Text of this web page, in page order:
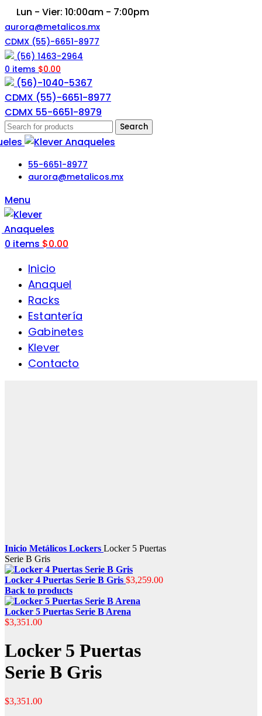
Lun - Vier: 10:00am - 7:00pm
aurora@metalicos.mx
CDMX (55)-6651-8977
(56) 1463-2964
0 items $0.00
(56)-1040-5367
CDMX (55)-6651-8977
CDMX 55-6651-8979
Search
55-6651-8977
aurora@metalicos.mx
Menu
0 items $0.00
Inicio
Anaquel
Racks
Estantería
Gabinetes
Klever
Contacto
Inicio Metálicos Lockers Locker 5 Puertas
Serie B Gris
Locker 4 Puertas Serie B Gris $3,259.00
Back to products
Locker 5 Puertas Serie B Arena
$3,351.00
Locker 5 Puertas
Serie B Gris
$3,351.00